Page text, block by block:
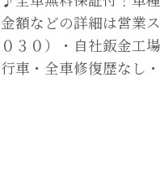
金額などの詳細は営業
０３０）・自社鈑金工
行車・全車修復歴なし